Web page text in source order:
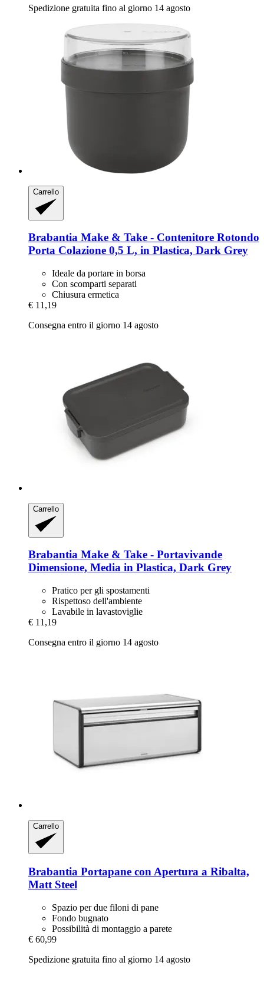
Spedizione gratuita fino al giorno 14 agosto
Carrello
Brabantia Make & Take -​ Contenitore Rotondo
Porta Colazione 0,5 L, in Plastica, Dark Grey
Ideale da portare in borsa
Con scomparti separati
Chiusura ermetica
€ 11,19
Consegna entro il giorno 14 agosto
Carrello
Brabantia Make & Take -​ Portavivande
Dimensione, Media in Plastica, Dark Grey
Pratico per gli spostamenti
Rispettoso dell'ambiente
Lavabile in lavastoviglie
€ 11,19
Consegna entro il giorno 14 agosto
Carrello
Brabantia Portapane con Apertura a Ribalta,
Matt Steel
Spazio per due filoni di pane
Fondo bugnato
Possibilità di montaggio a parete
€ 60,99
Spedizione gratuita fino al giorno 14 agosto